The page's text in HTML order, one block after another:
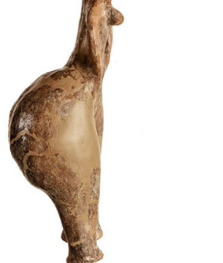
Registrujte se na Sve o
arheologiji
Budite u toku!Prijavite se na našu
mejl listu i svake srede u 12h